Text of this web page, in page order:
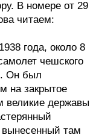
В номеpе от 29
читаем:
года, около 8
чешского
Он был
на закpытое
великие деpжавы
там